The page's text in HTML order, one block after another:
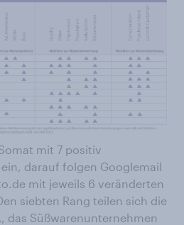
mit 7 positiv
darauf folgen Googlemail
mit jeweils 6 veränderten
siebten Rang teilen sich die
das Süßwarenunternehmen